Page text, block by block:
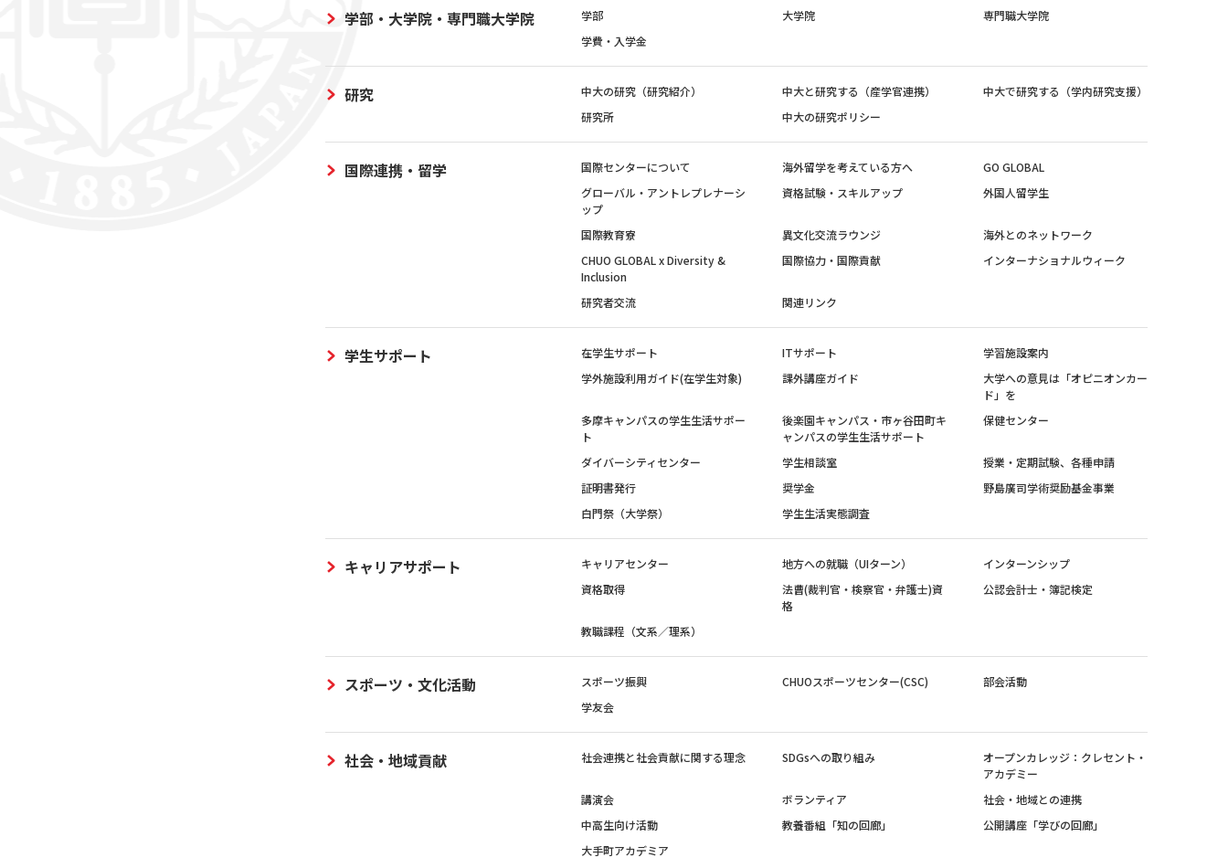
学部・大学院・専門職大学院 学部 大学院
専門職大学院
学費・入学金
研究 中大の研究（研究紹介） 中大と研究する（産学官連携）
中大で研究する（学内研究支援）
研究所
中大の研究ポリシー
国際連携・留学 国際センターについて 海外留学を考えている方へ
GO GLOBAL
グローバル・アントレプレナーシ
ップ
資格試験・スキルアップ 外国人留学生
国際教育寮 異文化交流ラウンジ
海外とのネットワーク
CHUO GLOBAL x Diversity &
Inclusion
国際協力・国際貢献 インターナショナルウィーク
研究者交流 関連リンク
学生サポート 在学生サポート ITサポート
学習施設案内
学外施設利用ガイド(在学生対象)
課外講座ガイド
大学への意見は「オピニオンカー
ド」を
多摩キャンパスの学生生活サポー
ト
後楽園キャンパス・市ヶ谷田町キ
ャンパスの学生生活サポート
保健センター
ダイバーシティセンター 学生相談室
授業・定期試験、各種申請
証明書発行
奨学金
野島廣司学術奨励基金事業
白門祭（大学祭）
学生生活実態調査
キャリアサポート キャリアセンター 地方への就職（UIターン）
インターンシップ
資格取得
法曹(裁判官・検察官・弁護士)資
格
公認会計士・簿記検定
教職課程（文系／理系）
スポーツ・文化活動 スポーツ振興 CHUOスポーツセンター(CSC)
部会活動
学友会
社会・地域貢献 社会連携と社会貢献に関する理念 SDGsへの取り組み
オープンカレッジ：クレセント・
アカデミー
講演会
ボランティア
社会・地域との連携
中高生向け活動
教養番組「知の回廊」
公開講座「学びの回廊」
大手町アカデミア